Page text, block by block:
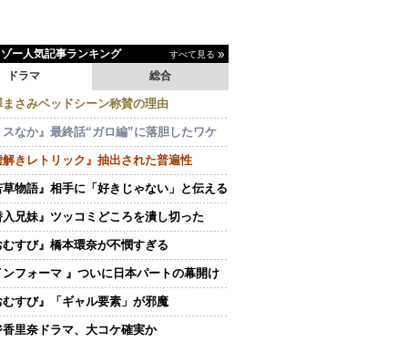
ー人気記事ランキング すべて見る
ドラマ 総合
まさみベッドシーン称賛の理由
スなか』最終話“ガロ編”に落胆したワケ
解きレトリック』抽出された普遍性
草物語』相手に「好きじゃない」と伝える
入兄妹』ツッコミどころを潰し切った
むすび』橋本環奈が不憫すぎる
ンフォーマ 』ついに日本パートの幕開け
むすび』「ギャル要素」が邪魔
香里奈ドラマ、大コケ確実か